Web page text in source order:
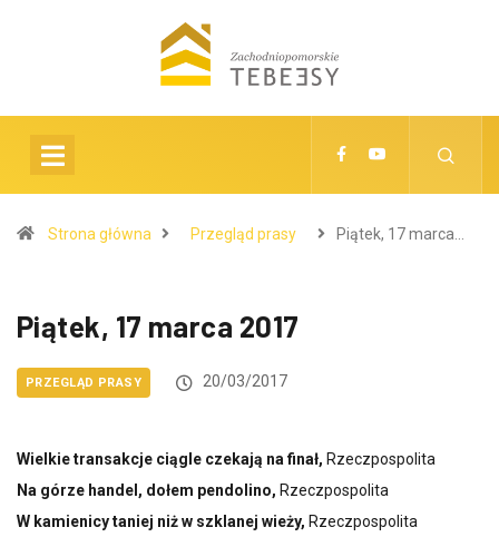
Strona główna Przegląd prasy Piątek, 17 marca…
Piątek, 17 marca 2017
PRZEGLĄD PRASY 20/03/2017
Wielkie transakcje ciągle czekają na finał, Rzeczpospolita
Na górze handel, dołem pendolino, Rzeczpospolita
W kamienicy taniej niż w szklanej wieży, Rzeczpospolita